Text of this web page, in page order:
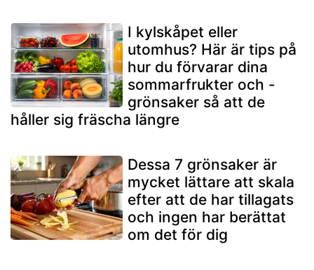
I kylskåpet eller
utomhus? Här är tips på
hur du förvarar dina
sommarfrukter och -
grönsaker så att de
håller sig fräscha längre
Dessa 7 grönsaker är
mycket lättare att skala
efter att de har tillagats
och ingen har berättat
om det för dig